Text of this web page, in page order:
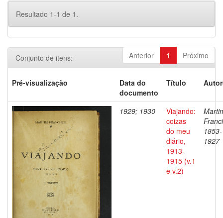
Resultado 1-1 de 1.
Anterior 1 Próximo
Conjunto de itens:
Pré-visualização
Data do
documento
Título
1929; 1930
Viajando:
coizas
do meu
diário,
1913-
1915 (v.1
e v.2)
1853-
1927